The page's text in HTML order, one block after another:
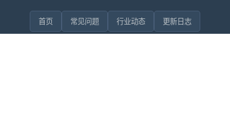
首页 常见问题 行业动态 更新日志